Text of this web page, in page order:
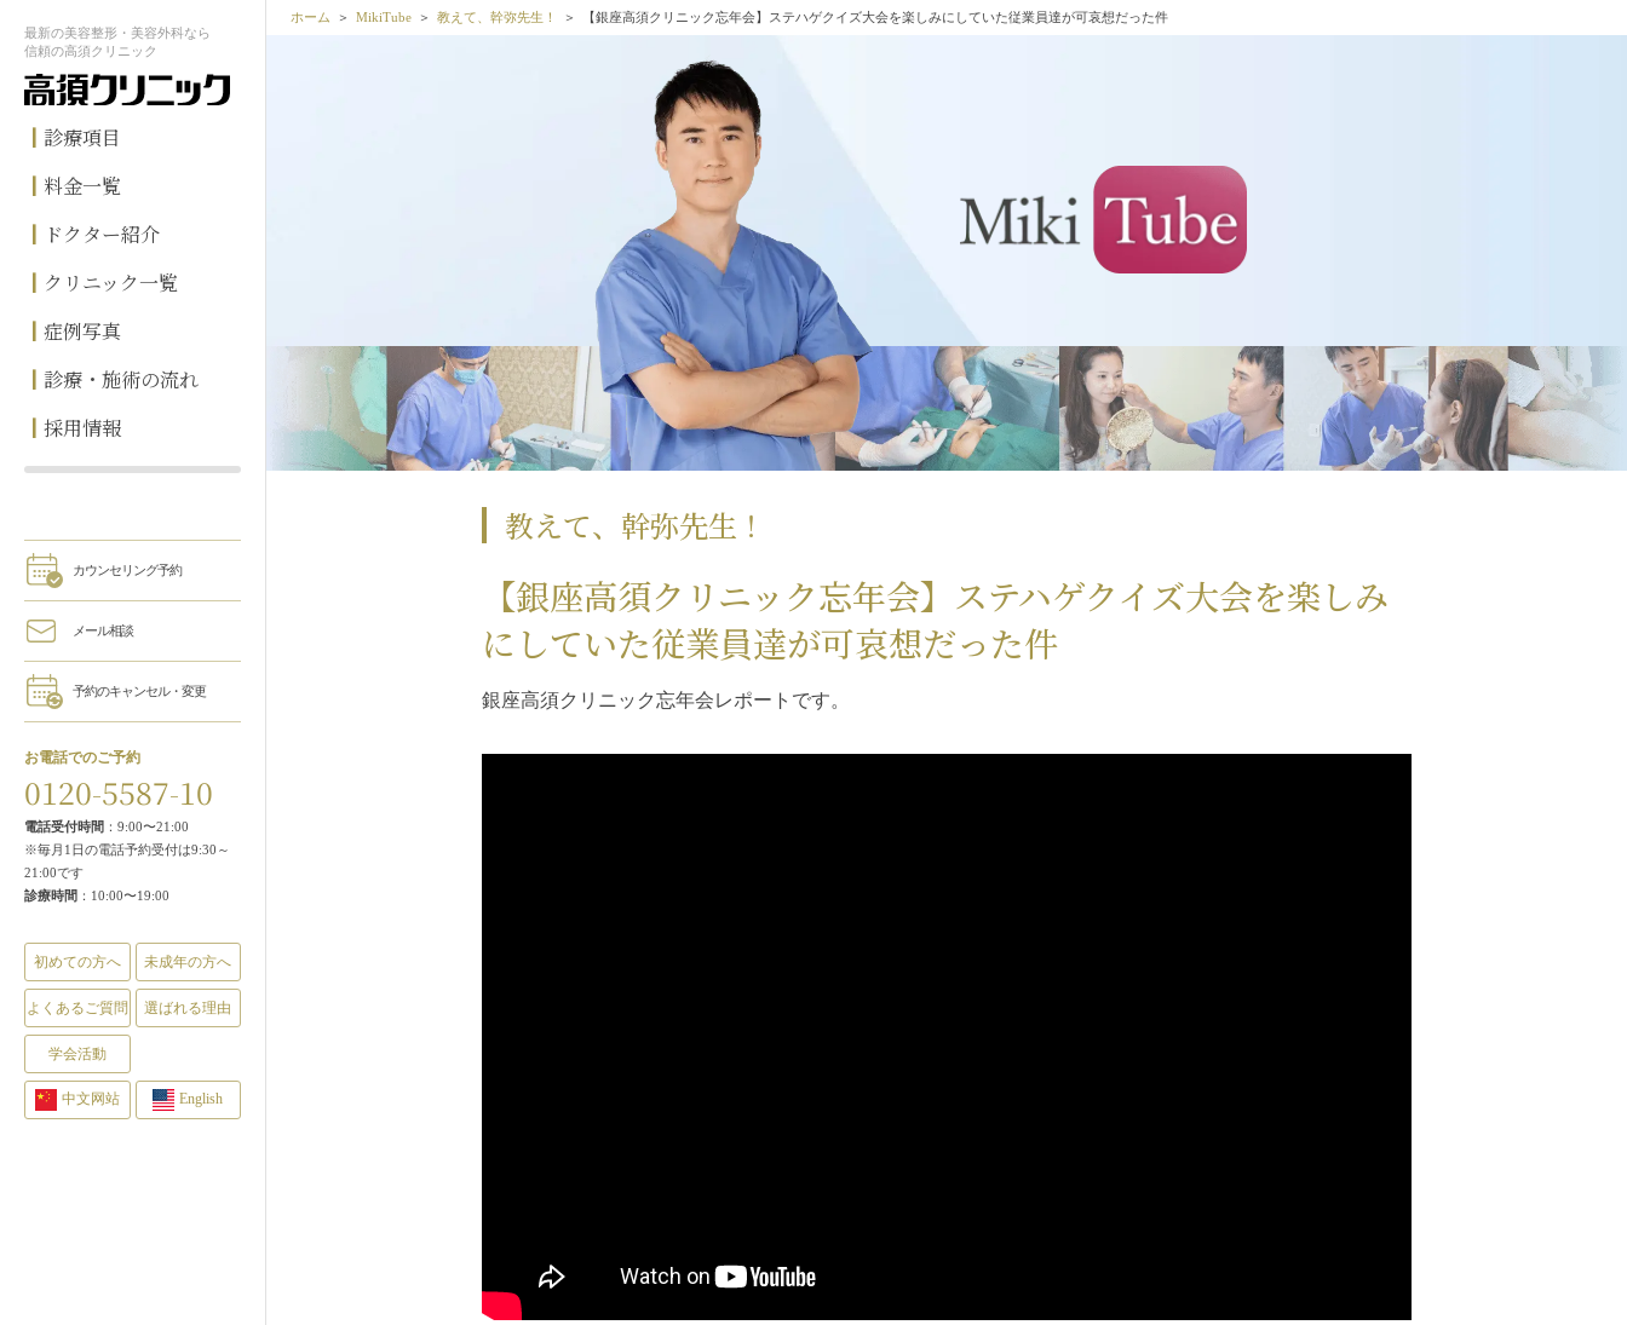
最新の美容整形・美容外科なら
信頼の高須クリニック
診療項目
料金一覧
ドクター紹介
クリニック一覧
症例写真
診療・施術の流れ
採用情報
カウンセリング予約
メール相談
予約のキャンセル・変更
お電話でのご予約
0120-5587-10
電話受付時間 ：9:00〜21:00
※毎月1日の電話予約受付は9:30～
21:00です
診療時間 ：10:00〜19:00
初めての方へ 未成年の方へ
よくあるご質問 選ばれる理由
学会活動
中文网站 English
ホーム MikiTube 教えて、幹弥先生！ 【銀座高須クリニック忘年会】ステハゲクイズ大会を楽しみにしていた従業員達が可哀想だった件
教えて、幹弥先生！
【銀座高須クリニック忘年会】ステハゲクイズ大会を楽しみ
にしていた従業員達が可哀想だった件
銀座高須クリニック忘年会レポートです。